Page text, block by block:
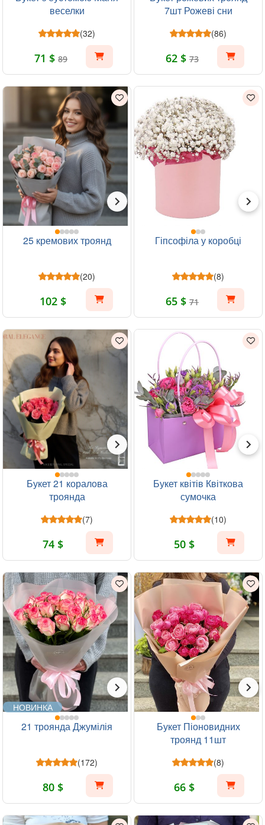
веселки
(32)
71 $ 89
7шт Рожеві сни
(86)
62 $ 73
25 кремових троянд
(20)
102 $
Гіпсофіла у коробці
(8)
65 $ 71
Букет 21 коралова
троянда
(7)
74 $
Букет квітів Квіткова
сумочка
(10)
50 $
НОВИНКА
21 троянда Джумілія
(172)
80 $
Букет Піоновидних
троянд 11шт
(8)
66 $